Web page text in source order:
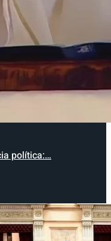
política:…